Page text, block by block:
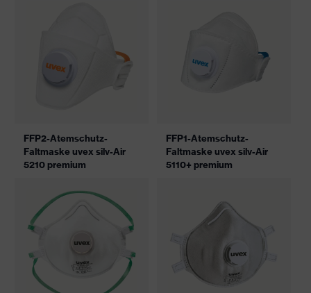
FFP2-Atemschutz-
Faltmaske uvex silv-Air
5210 premium
FFP1-Atemschutz-
Faltmaske uvex silv-Air
5110+ premium